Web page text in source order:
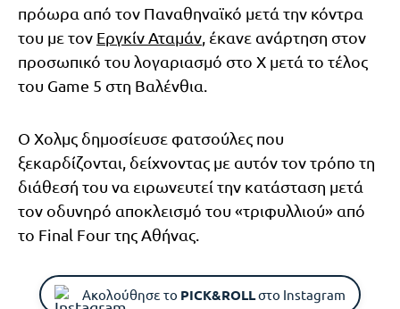
πρόωρα από τον Παναθηναϊκό μετά την κόντρα
του με τον Εργκίν Αταμάν, έκανε ανάρτηση στον
προσωπικό του λογαριασμό στο X μετά το τέλος
του Game 5 στη Βαλένθια.
Ο Χολμς δημοσίευσε φατσούλες που
ξεκαρδίζονται, δείχνοντας με αυτόν τον τρόπο τη
διάθεσή του να ειρωνευτεί την κατάσταση μετά
τον οδυνηρό αποκλεισμό του «τριφυλλιού» από
το Final Four της Αθήνας.
Ακολούθησε το PICK&ROLLστο Instagram